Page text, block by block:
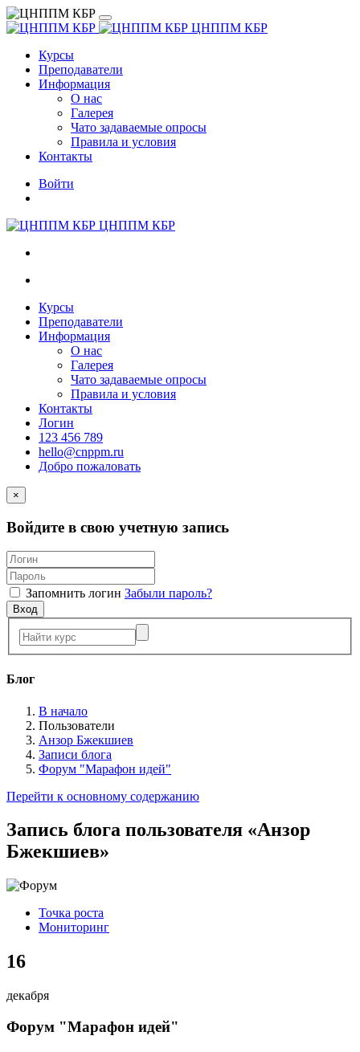
ЦНППМ КБР
Курсы
Преподаватели
Информация
О нас
Галерея
Чато задаваемые опросы
Правила и условия
Контакты
Войти
ЦНППМ КБР
Курсы
Преподаватели
Информация
О нас
Галерея
Чато задаваемые опросы
Правила и условия
Контакты
Логин
123 456 789
hello@cnppm.ru
Добро пожаловать
×
Войдите в свою учетную запись
Запомнить логин Забыли пароль?
Вход
Блог
В начало
Пользователи
Анзор Бжекшиев
Записи блога
Форум "Марафон идей"
Перейти к основному содержанию
Запись блога пользователя «Анзор
Бжекшиев»
Точка роста
Мониторинг
16
декабря
Форум "Марафон идей"